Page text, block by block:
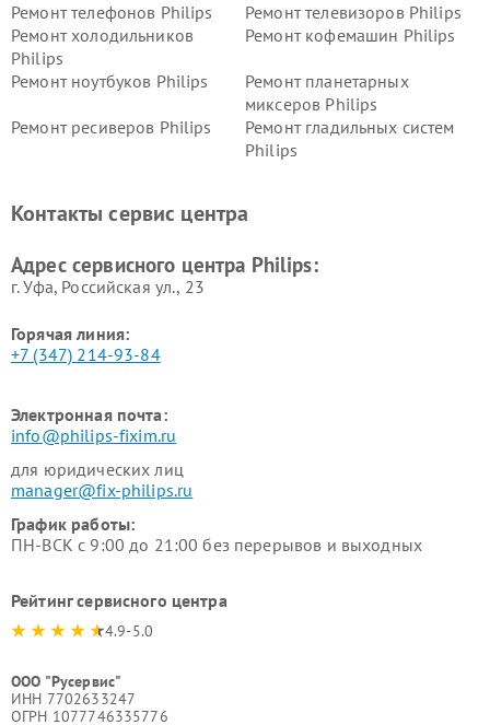
Ремонт телефонов Philips
Ремонт телевизоров Philips
Ремонт холодильников
Philips
Ремонт кофемашин Philips
Ремонт ноутбуков Philips
Ремонт планетарных
миксеров Philips
Ремонт ресиверов Philips
Ремонт гладильных систем
Philips
Ремонт стиральных машин
Ремонт увлажнителей
Контакты сервис центра
Адрес сервисного центра Philips:
г. Уфа, Российская ул., 23
Горячая линия:
+7 (347) 214-93-84
Электронная почта:
info@philips-fixim.ru
для юридических лиц
manager@fix-philips.ru
График работы:
ПН-ВСК с 9:00 до 21:00 без перерывов и выходных
Рейтинг сервисного центра
4.9-5.0
ООО "Русервис"
ИНН 7702633247
ОГРН 1077746335776